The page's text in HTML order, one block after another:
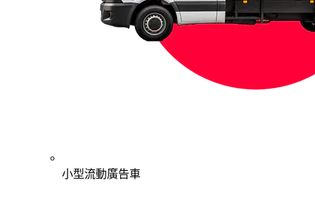
小型流動廣告車